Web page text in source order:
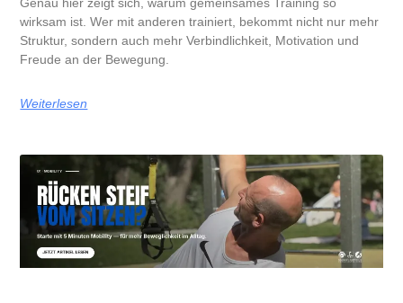
wirksam ist. Wer mit anderen trainiert, bekommt nicht nur mehr
Struktur, sondern auch mehr Verbindlichkeit, Motivation und
Freude an der Bewegung.
Weiterlesen